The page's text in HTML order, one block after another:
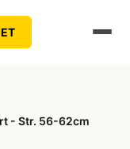
- Str. 56-62cm